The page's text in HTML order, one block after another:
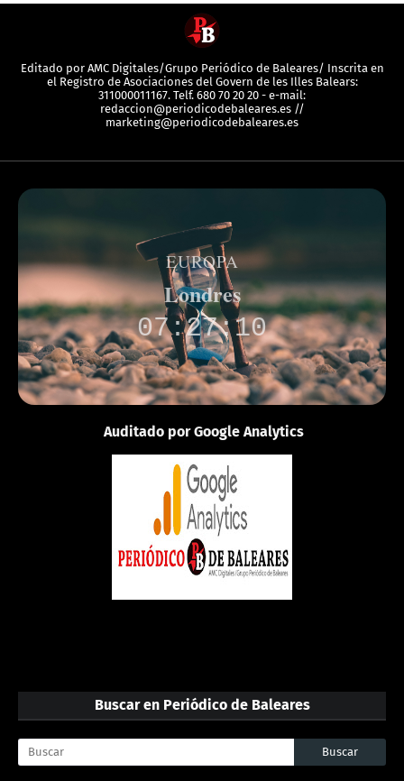
Editado por AMC Digitales/Grupo Periódico de Baleares/ Inscrita en
el Registro de Asociaciones del Govern de les Illes Balears:
311000011167. Telf. 680 70 20 20 - e-mail:
redaccion@periodicodebaleares.es //
marketing@periodicodebaleares.es
EUROPA
Londres
07:27:10
Auditado por Google Analytics
Buscar en Periódico de Baleares